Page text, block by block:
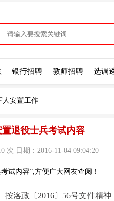
银行招聘 教师招聘 选调
人安置工作
置退役士兵考试内容
次 日期：2016-11-04 09:04:20
试内容”,方便广大网友查阅！
洛政〔2016〕56号文件精神